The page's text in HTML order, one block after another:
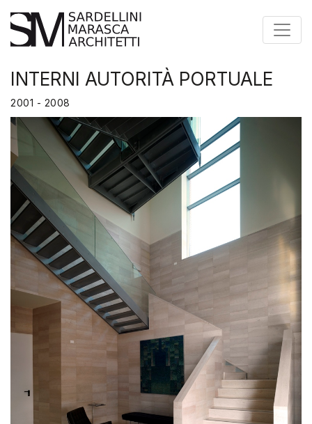
INTERNI AUTORITÀ PORTUALE
2001 - 2008